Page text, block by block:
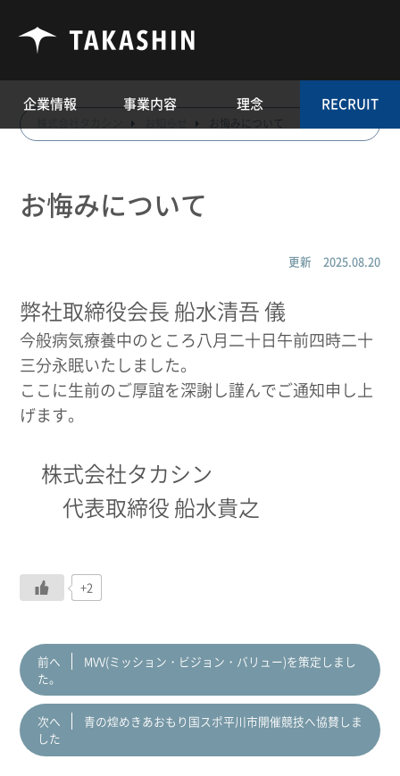
お悔みについて
お悔みについて
更新 2025.08.20
弊社取締役会長 船水清吾 儀
今般病気療養中のところ八月二十日午前四時二十
三分永眠いたしました。
ここに生前のご厚誼を深謝し謹んでご通知申し上
げます。
株式会社タカシン
代表取締役 船水貴之
+2
前へ
MVV(ミッション・ビジョン・バリュー)を策定しまし
た。
次へ
青の煌めきあおもり国スポ平川市開催競技へ協賛しま
した
企業情報 事業内容 理念 RECRUIT